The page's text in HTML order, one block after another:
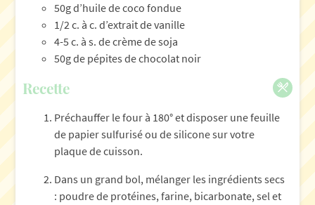
50g d’huile de coco fondue
1/2 c. à c. d’extrait de vanille
4-5 c. à s. de crème de soja
50g de pépites de chocolat noir
Recette
Préchauffer le four à 180° et disposer une feuille
de papier sulfurisé ou de silicone sur votre
plaque de cuisson.
Dans un grand bol, mélanger les ingrédients secs
: poudre de protéines, farine, bicarbonate, sel et